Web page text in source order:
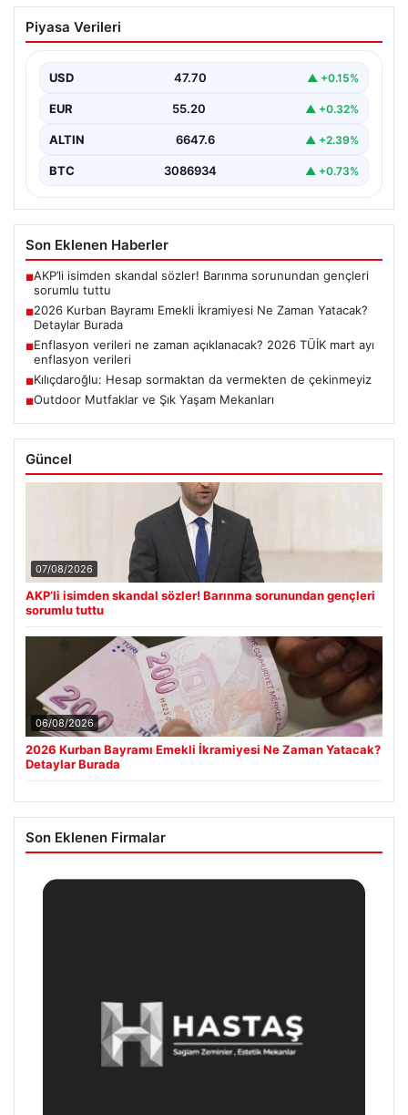
2026 Kurban Bayramı Emekli İkramiyesi
Ne Zaman Yatacak? Detaylar Burada
milyon emekli vatandaşın merakla beklediği bayram
ikramiyesi…
Piyasa Verileri
USD 47.70 ▲ +0.15%
EUR 55.20 ▲ +0.32%
ALTIN 6647.6 ▲ +2.39%
BTC 3086934 ▲ +0.73%
Son Eklenen Haberler
■AKP’li isimden skandal sözler! Barınma sorunundan gençleri
sorumlu tuttu
■2026 Kurban Bayramı Emekli İkramiyesi Ne Zaman Yatacak?
Detaylar Burada
■Enflasyon verileri ne zaman açıklanacak? 2026 TÜİK mart ayı
enflasyon verileri
■Kılıçdaroğlu: Hesap sormaktan da vermekten de çekinmeyiz
■Outdoor Mutfaklar ve Şık Yaşam Mekanları
Güncel
07/08/2026
AKP’li isimden skandal sözler! Barınma sorunundan gençleri
sorumlu tuttu
06/08/2026
2026 Kurban Bayramı Emekli İkramiyesi Ne Zaman Yatacak?
Detaylar Burada
Son Eklenen Firmalar